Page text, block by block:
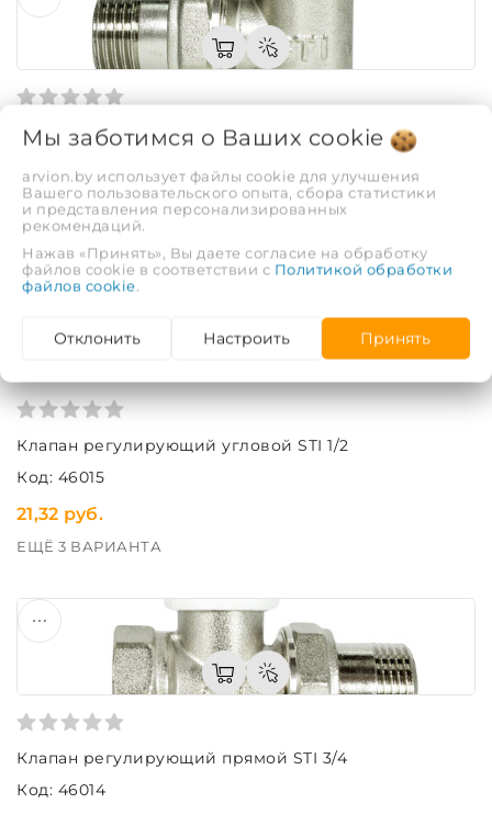
Клапан регулирующий угловой STI 3/4
27,03 руб.
ЕЩЁ 3 ВАРИАНТА
Клапан регулирующий угловой STI 1/2
Код: 46015
21,32 руб.
ЕЩЁ 3 ВАРИАНТА
Клапан регулирующий прямой STI 3/4
Код: 46014
Мы заботимся о Ваших cookie
arvion.by использует файлы cookie для улучшения
Вашего пользовательского опыта, сбора статистики
и представления персонализированных
рекомендаций.
Нажав «Принять», Вы даете согласие на обработку
файлов cookie в соответствии с Политикой обработки
файлов cookie.
Отклонить Настроить Принять